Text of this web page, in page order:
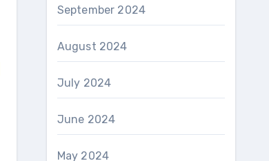
September 2024
August 2024
July 2024
June 2024
May 2024